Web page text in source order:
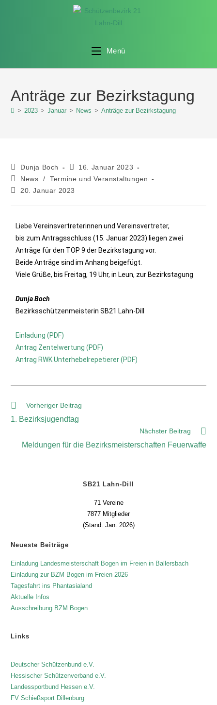
Menü
Anträge zur Bezirkstagung
> 2023 > Januar > News > Anträge zur Bezirkstagung
Dunja Boch
16. Januar 2023
News
/
Termine und Veranstaltungen
20. Januar 2023
Liebe Vereinsvertreterinnen und Vereinsvertreter,
bis zum Antragsschluss (15. Januar 2023) liegen zwei
Anträge für den TOP 9 der Bezirkstagung vor.
Beide Anträge sind im Anhang beigefügt.
Viele Grüße, bis Freitag, 19 Uhr, in Leun, zur Bezirkstagung
Dunja Boch
Bezirksschützenmeisterin SB21 Lahn-Dill
Einladung (PDF)
Antrag Zentelwertung (PDF)
Antrag RWK Unterhebelrepetierer (PDF)
Vorheriger Beitrag
1. Bezirksjugendtag
Nächster Beitrag
Meldungen für die Bezirksmeisterschaften Feuerwaffe
SB21 Lahn-Dill
71 Vereine
7877 Mitglieder
(Stand: Jan. 2026)
Neueste Beiträge
Einladung Landesmeisterschaft Bogen im Freien in Ballersbach
Einladung zur BZM Bogen im Freien 2026
Tagesfahrt ins Phantasialand
Aktuelle Infos
Ausschreibung BZM Bogen
Links
Deutscher Schützenbund e.V.
Hessischer Schützenverband e.V.
Landessportbund Hessen e.V.
FV Schießsport Dillenburg